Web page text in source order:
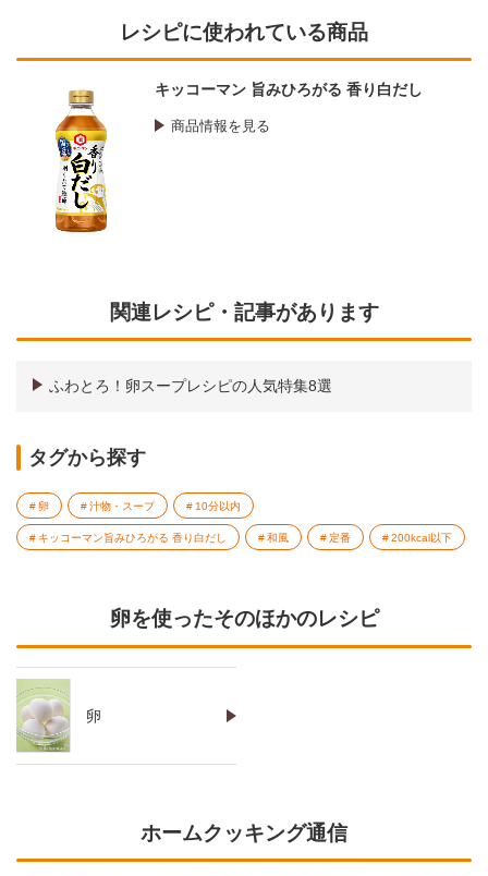
レシピに使われている商品
キッコーマン 旨みひろがる 香り白だし
商品情報を見る
関連レシピ・記事があります
ふわとろ！卵スープレシピの人気特集8選
タグから探す
卵 汁物・スープ 10分以内
キッコーマン旨みひろがる 香り白だし 和風 定番 200kcal以下
卵を使ったそのほかのレシピ
卵
ホームクッキング通信